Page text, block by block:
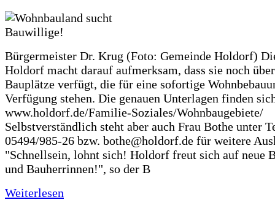
Bürgermeister Dr. Krug (Foto: Gemeinde Holdorf)
Holdorf macht darauf aufmerksam, dass sie noch
Bauplätze verfügt, die für eine sofortige
Verfügung stehen. Die genauen Unterlagen finden
www.holdorf.de/Familie-Soziales/Wohnbaugebiete/
Selbstverständlich steht aber auch Frau Bothe unter
05494/985-26 bzw. bothe@holdorf.de für weitere
"Schnellsein, lohnt sich! Holdorf freut sich auf neue
und Bauherrinnen!", so der B
Weiterlesen